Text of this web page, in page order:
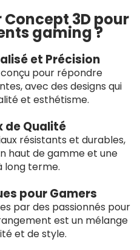
3D pour
gaming ?
et Précision
pour répondre
avec des designs qui
et esthétisme.
de Qualité
résistants et durables,
haut de gamme et une
long terme.
pour Gamers
par des passionnés pour
est un mélange
et de style.